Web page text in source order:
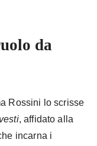
da
Rossini lo scrisse
, affidato alla
incarna i